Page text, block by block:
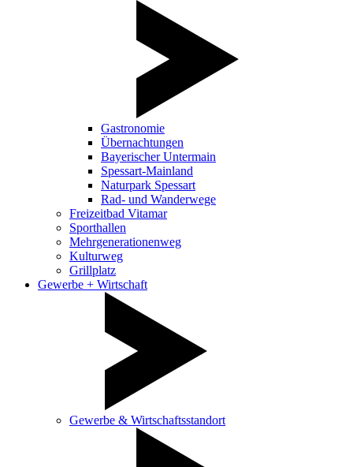
Gastronomie
Übernachtungen
Bayerischer Untermain
Spessart-Mainland
Naturpark Spessart
Rad- und Wanderwege
Freizeitbad Vitamar
Sporthallen
Mehrgenerationenweg
Kulturweg
Grillplatz
Gewerbe + Wirtschaft
Gewerbe & Wirtschaftsstandort